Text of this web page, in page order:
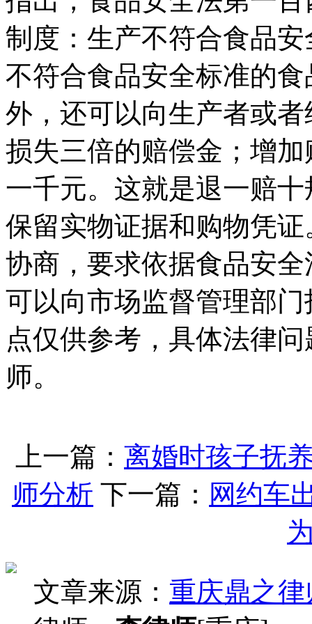
制度：生产不符合食品
不符合食品安全标准的
外，还可以向生产者或
损失三倍的赔偿金；增
一千元。这就是退一赔
保留实物证据和购物凭
协商，要求依据食品安
可以向市场监督管理部
点仅供参考，具体法律
师。
上一篇： 离婚时孩子抚
师分析 下一篇： 网约车
文章来源： 重庆鼎之